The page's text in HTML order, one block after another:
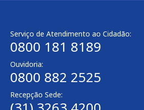
Serviço de Atendimento ao Cidadão:
0800 181 8189
Ouvidoria:
0800 882 2525
Recepção Sede: